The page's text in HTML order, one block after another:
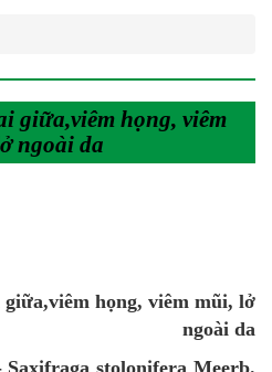
giữa,viêm họng, viêm
ngoài da
họng, viêm mũi, lở
ngoài da